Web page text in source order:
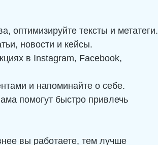
оптимизируйте тексты и метатеги.
новости и кейсы.
в Instagram, Facebook,
и напоминайте о себе.
помогут быстро привлечь
вы работаете, тем лучше